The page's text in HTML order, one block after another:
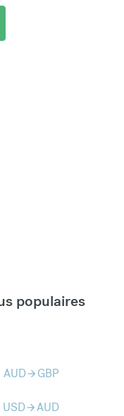
populaires
AUDarrow_forward GBP
USDarrow_forwardAUD